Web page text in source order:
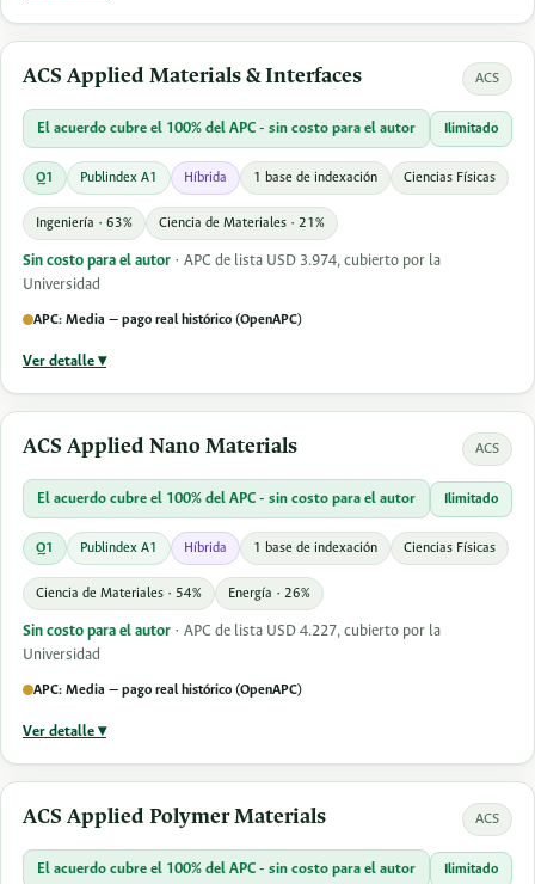
ACS Applied Materials & Interfaces ACS
El acuerdo cubre el 100% del APC - sin costo para el autor Ilimitado
Q1 Publindex A1 Híbrida 1 base de indexación Ciencias Físicas
Ingeniería · 63% Ciencia de Materiales · 21%
Sin costo para el autor · APC de lista USD 3.974, cubierto por la
Universidad
APC: Media — pago real histórico (OpenAPC)
Ver detalle ▾
ACS Applied Nano Materials ACS
El acuerdo cubre el 100% del APC - sin costo para el autor Ilimitado
Q1 Publindex A1 Híbrida 1 base de indexación Ciencias Físicas
Ciencia de Materiales · 54% Energía · 26%
Sin costo para el autor · APC de lista USD 4.227, cubierto por la
Universidad
APC: Media — pago real histórico (OpenAPC)
Ver detalle ▾
ACS Applied Polymer Materials ACS
El acuerdo cubre el 100% del APC - sin costo para el autor Ilimitado